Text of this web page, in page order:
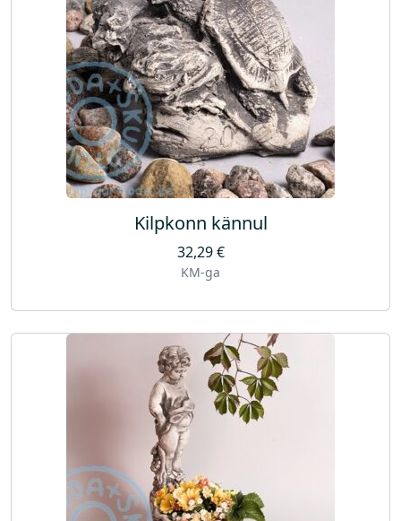
Kilpkonn kännul
32,29€
KM-ga